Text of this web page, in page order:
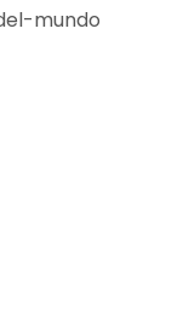
mundo